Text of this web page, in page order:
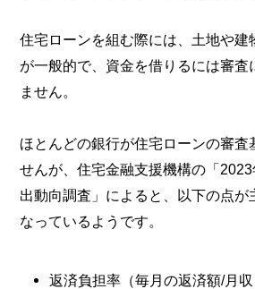
住宅ローンを組む際には、土地や建
が一般的で、資金を借りるには審査
ません。
ほとんどの銀行が住宅ローンの審査
せんが、住宅金融支援機構の「
出動向調査」によると、以下の点が
なっているようです。
返済負担率（毎月の返済額/月収